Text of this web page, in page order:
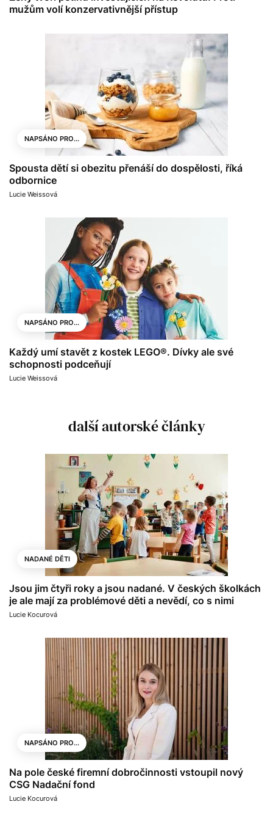
mužům volí konzervativnější přístup
NAPSÁNO PRO...
Spousta dětí si obezitu přenáší do dospělosti, říká
odbornice
Lucie Weissová
NAPSÁNO PRO...
Každý umí stavět z kostek LEGO®. Dívky ale své
schopnosti podceňují
Lucie Weissová
další autorské články
NADANÉ DĚTI
Jsou jim čtyři roky a jsou nadané. V českých školkách
je ale mají za problémové děti a nevědí, co s nimi
Lucie Kocurová
NAPSÁNO PRO...
Na pole české firemní dobročinnosti vstoupil nový
CSG Nadační fond
Lucie Kocurová